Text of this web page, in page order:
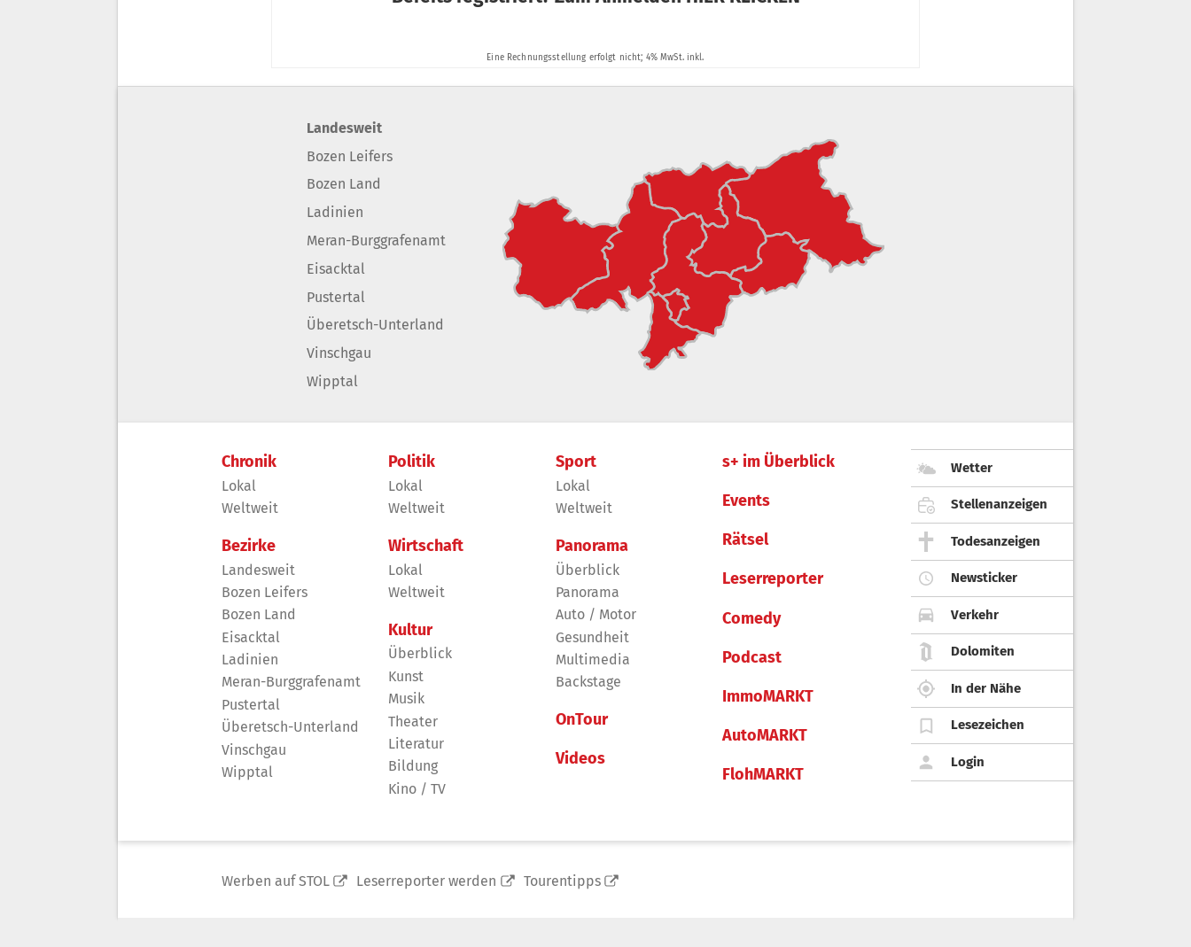
Landesweit
Bozen Leifers
Bozen Land
Ladinien
Meran-Burggrafenamt
Eisacktal
Pustertal
Überetsch-Unterland
Vinschgau
Wipptal
Chronik
Lokal
Weltweit
Bezirke
Landesweit
Bozen Leifers
Bozen Land
Eisacktal
Ladinien
Meran-Burggrafenamt
Pustertal
Überetsch-Unterland
Vinschgau
Wipptal
Politik
Lokal
Weltweit
Wirtschaft
Lokal
Weltweit
Kultur
Überblick
Kunst
Musik
Theater
Literatur
Bildung
Kino / TV
Sport
Lokal
Weltweit
Panorama
Überblick
Panorama
Auto / Motor
Gesundheit
Multimedia
Backstage
OnTour
Videos
s+ im Überblick
Events
Rätsel
Leserreporter
Comedy
Podcast
ImmoMARKT
AutoMARKT
FlohMARKT
Wetter
Stellenanzeigen
Todesanzeigen
Newsticker
Verkehr
Dolomiten
In der Nähe
Lesezeichen
Login
Werben auf STOL Leserreporter werden Tourentipps